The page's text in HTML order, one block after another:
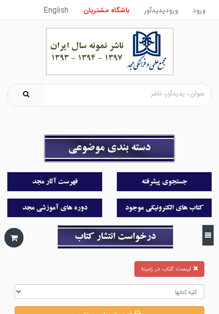
ورود ورودپدیدآور باشگاه مشتریان English
ليست كتاب در زمينه